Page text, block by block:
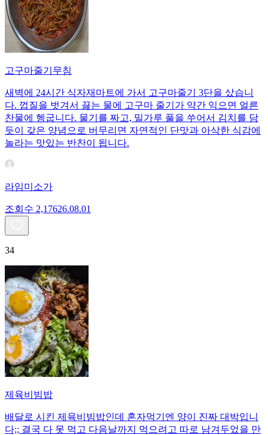
고구마줄기무침
새벽에 24시간 식자재마트에 가서 고구마줄기 3단을 샀습니
다. 껍질을 벗겨서 끓는 물에 고구마 줄기가 약간 익으면 얼른
찬물에 헹굽니다. 물기를 짜고, 밀가루 풀을 쑤어서 김치를 담
듯이 갖은 양념으로 버무리면 자연적인 단맛과 아삭한 식감에
놀라는 맛있는 반찬이 됩니다.
라임미소가
조회수 2,17626.08.01
34
제육비빔밥
배달로 시킨 제육비빔밥인데 혼자먹기엔 양이 진짜 대박입니
다;; 결국 다 못 먹고 다음날까지 먹으려고 따로 남겨두었을 만